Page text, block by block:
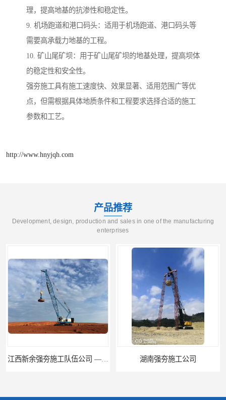
理，提高地基的抗渗性和稳定性。
9. 机场跑道和港口码头：适用于机场跑道、港口码头等
需要高承载力地基的工程。
10. 矿山尾矿坝：用于矿山尾矿坝的地基处理，提高坝体
的稳定性和安全性。
强夯施工具有施工速度快、效果显著、适用范围广等优
点，但需根据具体地质条件和工程要求选择合适的施工
参数和工艺。
http://www.hnyjqh.com
产品推荐
Development, design, production and sales in one of the manufacturing
enterprises
湖南强夯施工公司